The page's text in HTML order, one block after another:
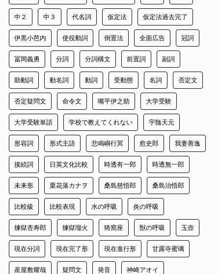
中２ 中３ 代名詞 仮定法 仮定法過去完了
伊黒小芭内 使役動詞 倒置法 全面広告 冠詞
冨岡義勇 分詞 分詞構文 前置詞 副詞
助動詞 動名詞 動詞 受動態 名詞 否定文
否定疑問文 命令文 嘴平伊之助 大学受験
大学受験単語 学校で教えてくれない 宇髄天元
形容詞 形式主語 悲鳴嶼行冥 愈史郎 我妻善逸
接続詞 日英文化比較 時透有一郎 時透無一郎
未来形 栗花落カナヲ 桑島慈悟郎 桑島治悟郎
比較級 比較表現 水の呼吸 炎の呼吸
煉獄杏寿郎 煉獄瑠火 猗窩座 獣の呼吸 玉壺
現在分詞 現在完了形 現在進行形 甘露寺蜜璃
産屋敷耀哉 疑問文 発音 神崎アオイ